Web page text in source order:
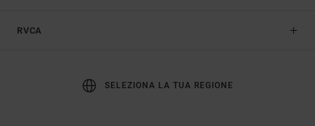
RVCA
SELEZIONA LA TUA REGIONE